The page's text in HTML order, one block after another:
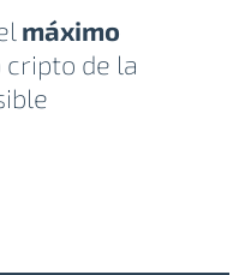
máximo
cripto de la